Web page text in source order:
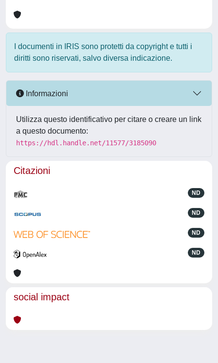
I documenti in IRIS sono protetti da copyright e tutti i
diritti sono riservati, salvo diversa indicazione.
Informazioni
Utilizza questo identificativo per citare o creare un link
a questo documento:
https://hdl.handle.net/11577/3185090
Citazioni
ND
ND
ND
ND
social impact